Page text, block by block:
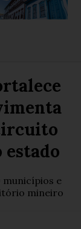
estado
municípios e
mineiro